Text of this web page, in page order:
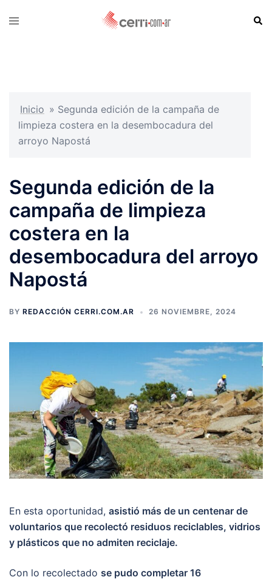
Toggle
Inicio » Segunda edición de la campaña de
limpieza costera en la desembocadura del
arroyo Napostá
Segunda edición de la
campaña de limpieza
costera en la
desembocadura del arroyo
Napostá
BY REDACCIÓN CERRI.COM.AR 26 NOVIEMBRE, 2024
En esta oportunidad, asistió más de un centenar de
voluntarios que recolectó residuos reciclables, vidrios
y plásticos que no admiten reciclaje.
Con lo recolectado se pudo completar 16